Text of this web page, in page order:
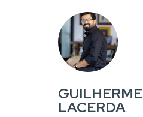
GUILHERME
LACERDA